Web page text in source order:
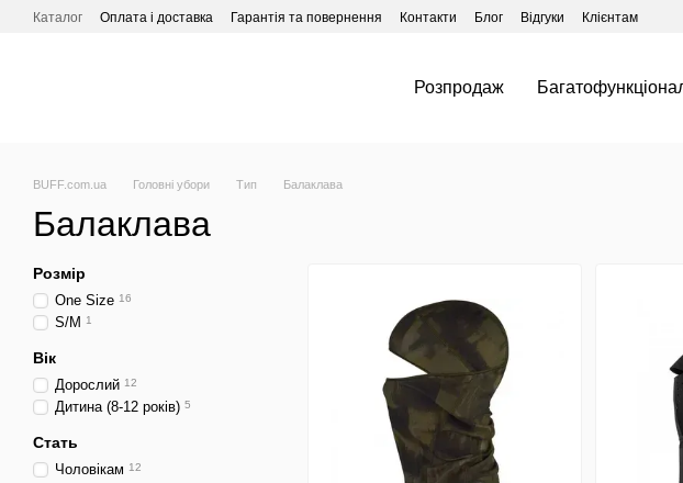
Перейти до основного контенту
Каталог Оплата і доставка Гарантія та повернення Контакти Блог Відгуки Клієнтам
Розпродаж
BUFF.com.ua Головні убори Тип Балаклава
Балаклава
Розмір
One Size 16
S/M 1
Вік
Дорослий 12
Дитина (8-12 років) 5
Стать
Чоловікам 12